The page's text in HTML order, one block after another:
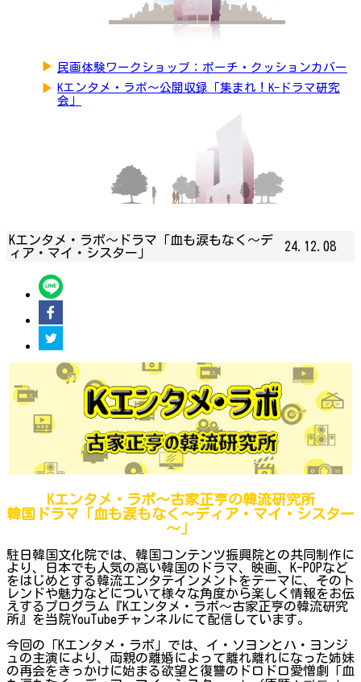
▶ 民画体験ワークショップ：ポーチ・クッションカバー
▶ Kエンタメ・ラボ～公開収録「集まれ！K-ドラマ研究
会」
Kエンタメ・ラボ～ドラマ「血も涙もなく～デ
ィア・マイ・シスター」
24.12.08
Kエンタメ・ラボ～古家正亨の韓流研究所
韓国ドラマ「血も涙もなく～ディア・マイ・シスター
～」
駐日韓国文化院では、韓国コンテンツ振興院との共同制作に
より、日本でも人気の高い韓国のドラマ、映画、K-POPなど
をはじめとする韓流エンタテインメントをテーマに、そのト
レンドや魅力などについて様々な角度から楽しく情報をお伝
えするプログラム『Kエンタメ・ラボ～古家正亨の韓流研究
所』を当院YouTubeチャンネルにて配信しています。
今回の「Kエンタメ・ラボ」では、イ・ソヨンとハ・ヨンジ
ュの主演により、両親の離婚によって離れ離れになった姉妹
の再会をきっかけに始まる欲望と復讐のドロドロ愛憎劇「血